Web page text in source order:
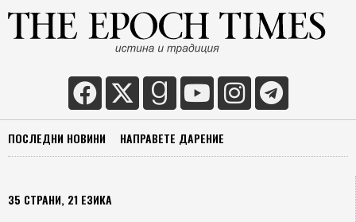
ПОСЛЕДНИ НОВИНИ НАПРАВЕТЕ ДАРЕНИЕ
35 СТРАНИ, 21 ЕЗИКА